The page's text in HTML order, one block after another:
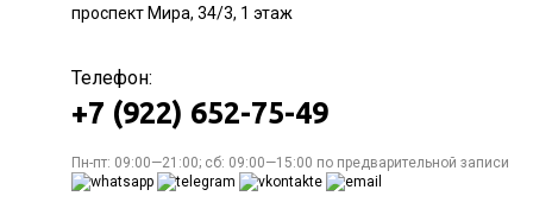
проспект Мира, 34/3, 1 этаж
Телефон:
+7 (922) 652-75-49
Пн-пт: 09:00—21:00; сб: 09:00—15:00 по предварительной записи